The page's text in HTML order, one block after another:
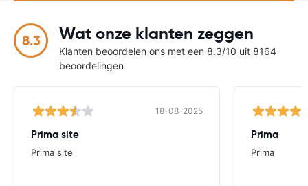
8.3 Wat onze klanten zeggen
Klanten beoordelen ons met een 8.3/10 uit 8164
beoordelingen
18-08-2025
Prima site
Prima site
Prima
Prima